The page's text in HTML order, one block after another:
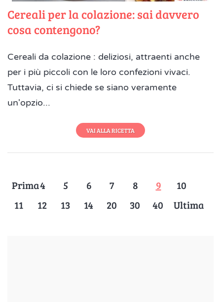
Cereali per la colazione: sai davvero
cosa contengono?
Cereali da colazione : deliziosi, attraenti anche
per i più piccoli con le loro confezioni vivaci.
Tuttavia, ci si chiede se siano veramente
un'opzio...
VAI ALLA RICETTA
Prima4 5 6 7 8 9
10
11
12 13 14 20 30 40 Ultima